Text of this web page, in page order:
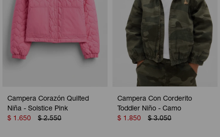
Campera Corazón Quilted
Niña - Solstice Pink
$ 1.650 $ 2.550
Campera Con Corderito
Toddler Niño - Camo
$ 1.850 $ 3.050